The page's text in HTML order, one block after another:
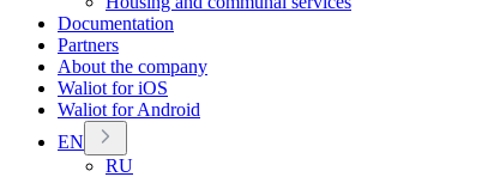
Documentation
Partners
About the company
Waliot for iOS
Waliot for Android
EN
RU